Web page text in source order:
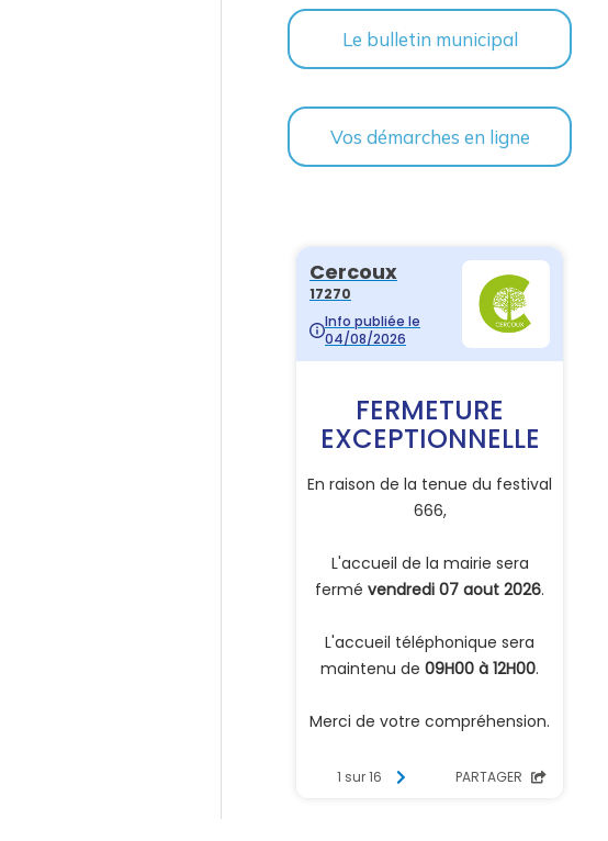
Le bulletin municipal
Vos démarches en ligne